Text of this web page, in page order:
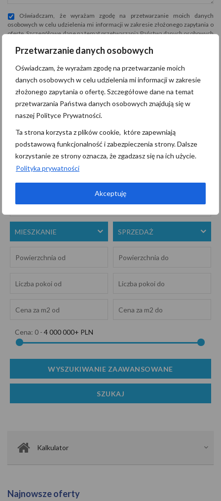
Przetwarzanie danych osobowych
Oświadczam, że wyrażam zgodę na przetwarzanie moich
danych osobowych w celu udzielenia mi informacji w zakresie
złożonego zapytania o ofertę. Szczegółowe dane na temat
przetwarzania Państwa danych osobowych znajdują się w
naszej Polityce Prywatności.
Ta strona korzysta z plików cookie, które zapewniają
podstawową funkcjonalność i zabezpieczenia strony. Dalsze
korzystanie ze strony oznacza, że zgadzasz się na ich użycie.
Polityka prywatności
Akceptuję
Oświadczam, że wyrażam zgodę na przetwarzanie moich danych
osobowych w celu udzielenia mi informacji w zakresie złożonego zapytania o
ofertę. Szczegółowe dane na temat przetwarzania Państwa danych osobowych
Wyślij wiadomość
Administratorem danych osobowych jest Pomerania Nieruchomości z
siedzibą przy M.Niedziałkowskiego 21/101, 71-410 Szczecin
(“Administrator”), z którym można się skontaktować przez adres
Szukaj
MIESZKANIE SPRZEDAŻ
Cena: 0 - 4 000 000+ PLN
Kalkulator
Najnowsze oferty